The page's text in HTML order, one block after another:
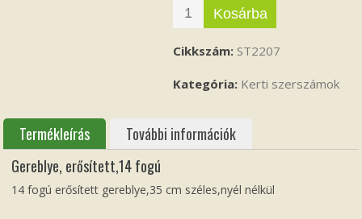
Kosárba
Cikkszám: ST2207
Kategória: Kerti szerszámok
Termékleírás
További információk
Gereblye, erősített,14 fogú
14 fogú erősített gereblye,35 cm széles,nyél nélkül